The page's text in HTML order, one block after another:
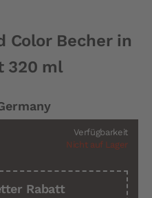
Color Becher in
320 ml
Verfügbarkeit
Nicht auf Lager
Rabatt